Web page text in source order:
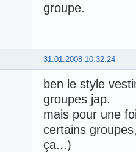
groupe.
31.01.2008 10:32:24
ben le style
groupes jap.
mais pour une
certains
ça...)